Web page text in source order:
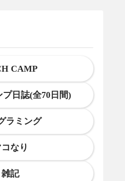
CAMP
プ日誌(全70日間)
ラミング
なり
雑記